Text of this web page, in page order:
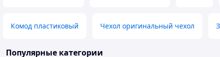
Комод пластиковый Чехол оригинальный чехол
Популярные категории